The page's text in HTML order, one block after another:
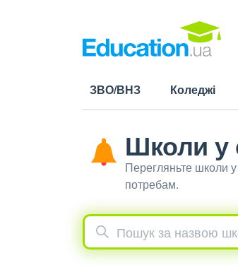
ЗВО/ВНЗ Коледжі
Школи у
Перегляньте школи
потребам.